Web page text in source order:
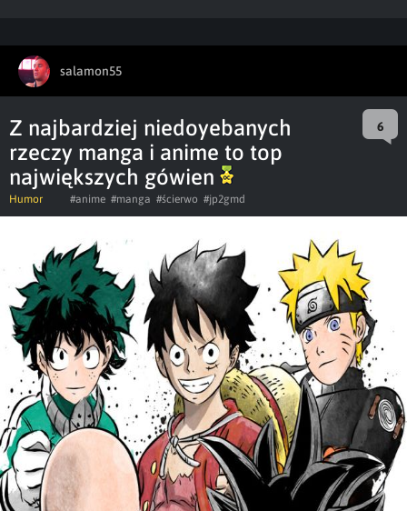
salamon55
Z najbardziej niedoyebanych
rzeczy manga i anime to top
największych gówien
6
Humor #anime #manga #ścierwo #jp2gmd